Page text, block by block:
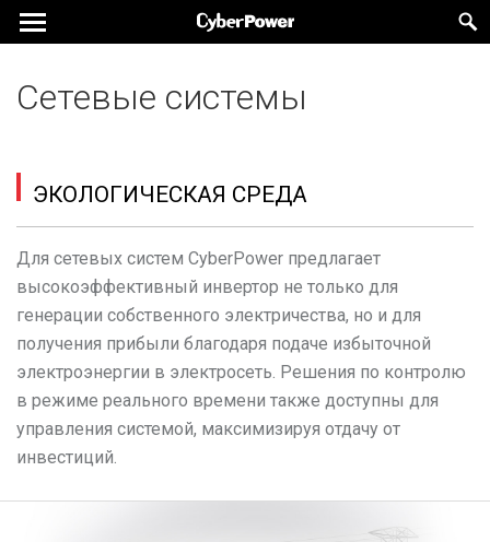
Сетевые системы
ЭКОЛОГИЧЕСКАЯ СРЕДА
Для сетевых систем CyberPower предлагает
высокоэффективный инвертор не только для
генерации собственного электричества, но и для
получения прибыли благодаря подаче избыточной
электроэнергии в электросеть. Решения по контролю
в режиме реального времени также доступны для
управления системой, максимизируя отдачу от
инвестиций.